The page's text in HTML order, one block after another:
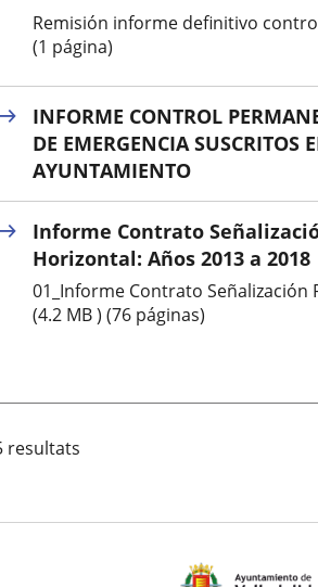
Remisión informe definitivo
(1 página)
INFORME CONTROL
DE EMERGENCIA SUSCRITOS
AYUNTAMIENTO
Informe Contrato
Horizontal: Años 2013 a 2018
01_Informe Contrato
(4.2 MB ) (76 páginas)
resultats